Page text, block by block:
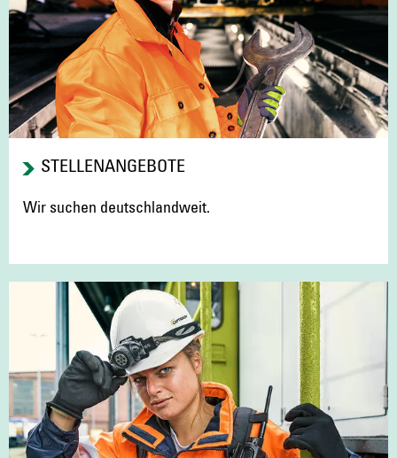
STELLENANGEBOTE
Wir suchen deutschlandweit.